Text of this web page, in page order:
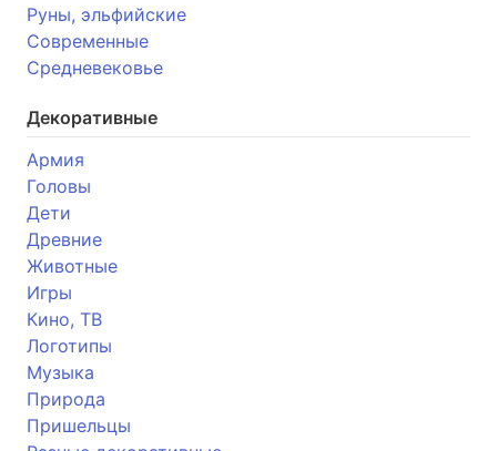
Руны, эльфийские
Современные
Средневековье
Декоративные
Армия
Головы
Дети
Древние
Животные
Игры
Кино, ТВ
Логотипы
Музыка
Природа
Пришельцы